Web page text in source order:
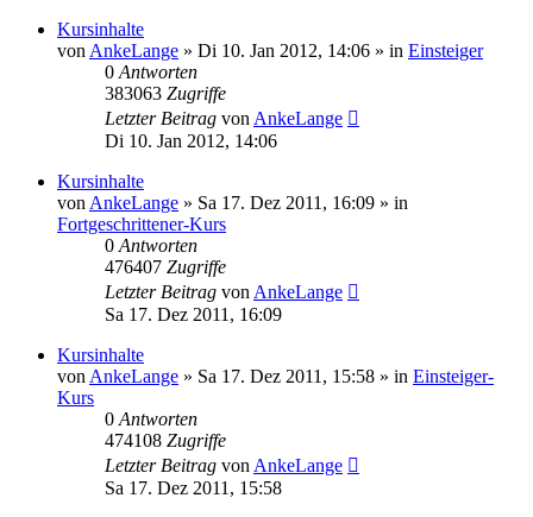
Kursinhalte
von AnkeLange » Di 10. Jan 2012, 14:06 » in Einsteiger
0 Antworten
383063 Zugriffe
Letzter Beitrag von AnkeLange
Di 10. Jan 2012, 14:06
Kursinhalte
von AnkeLange » Sa 17. Dez 2011, 16:09 » in
Fortgeschrittener-Kurs
0 Antworten
476407 Zugriffe
Letzter Beitrag von AnkeLange
Sa 17. Dez 2011, 16:09
Kursinhalte
von AnkeLange » Sa 17. Dez 2011, 15:58 » in Einsteiger-
Kurs
0 Antworten
474108 Zugriffe
Letzter Beitrag von AnkeLange
Sa 17. Dez 2011, 15:58